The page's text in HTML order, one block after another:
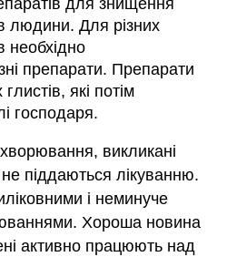
людини. Для різних
необхідно
препарати. Препарати
які потім
господаря.
викликані
піддаються лікуванню.
і неминуче
Хороша новина
активно працюють над